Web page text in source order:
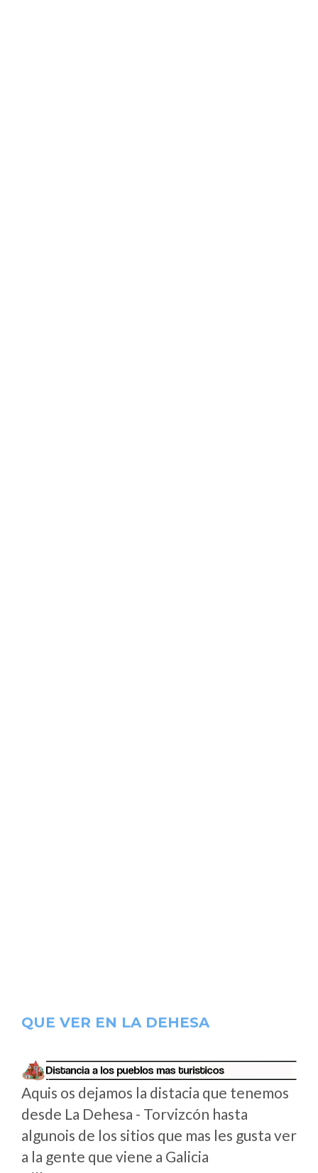
QUE VER EN LA DEHESA
Aquis os dejamos la distacia que tenemos
desde La Dehesa - Torvizcón hasta
algunois de los sitios que mas les gusta ver
a la gente que viene a Galicia